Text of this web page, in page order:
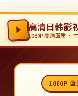
高清日韩影
1080P 高清画质 ·
1080P